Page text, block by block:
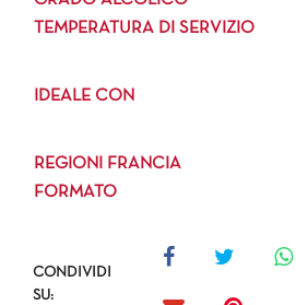
TEMPERATURA DI SERVIZIO
IDEALE CON
REGIONI FRANCIA
FORMATO
CONDIVIDI
SU: